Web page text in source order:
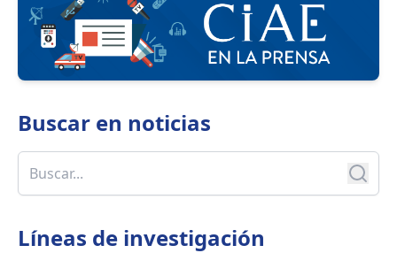
Buscar en noticias
Líneas de investigación